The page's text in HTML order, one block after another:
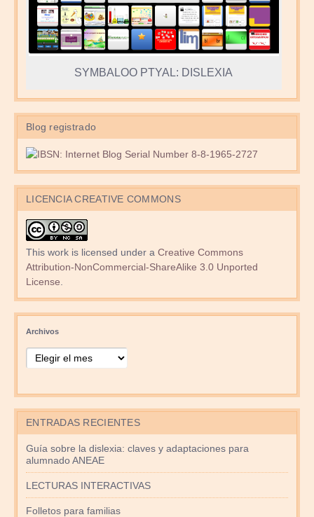
SYMBALOO PTYAL: DISLEXIA
Blog registrado
LICENCIA CREATIVE COMMONS
This work is licensed under a Creative Commons
Attribution-NonCommercial-ShareAlike 3.0 Unported
License.
Archivos
ENTRADAS RECIENTES
Guía sobre la dislexia: claves y adaptaciones para
alumnado ANEAE
LECTURAS INTERACTIVAS
Folletos para familias